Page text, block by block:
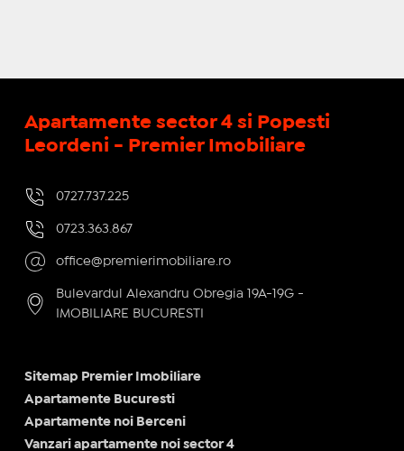
Apartamente sector 4 si Popesti
Leordeni - Premier Imobiliare
0727.737.225
0723.363.867
office@premierimobiliare.ro
Bulevardul Alexandru Obregia 19A-19G -
IMOBILIARE BUCURESTI
Sitemap Premier Imobiliare
Apartamente Bucuresti
Apartamente noi Berceni
Vanzari apartamente noi sector 4